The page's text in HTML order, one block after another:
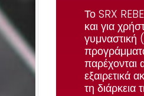
Το SRX
και για
γυμναστική (
εξαιρετικά
τη